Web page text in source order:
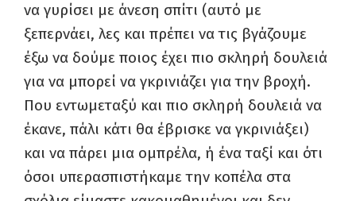
να γυρίσει με άνεση σπίτι (αυτό με
ξεπερνάει, λες και πρέπει να τις βγάζουμε
έξω να δούμε ποιος έχει πιο σκληρή δουλειά
για να μπορεί να γκρινιάζει για την βροχή.
Που εντωμεταξύ και πιο σκληρή δουλειά να
έκανε, πάλι κάτι θα έβρισκε να γκρινιάξει)
και να πάρει μια ομπρέλα, ή ένα ταξί και ότι
όσοι υπερασπιστήκαμε την κοπέλα στα